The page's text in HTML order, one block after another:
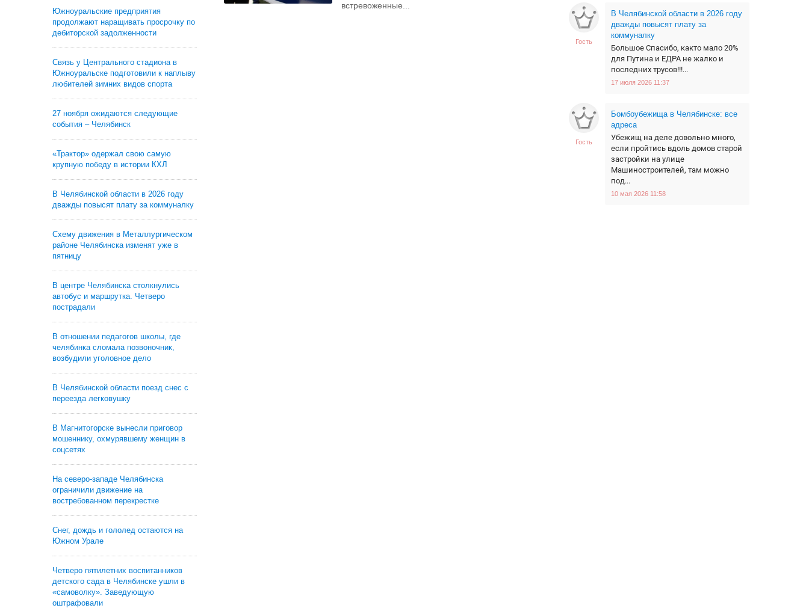
Южноуральские предприятия
продолжают наращивать просрочку по
дебиторской задолженности
Связь у Центрального стадиона в
Южноуральске подготовили к наплыву
любителей зимних видов спорта
27 ноября ожидаются следующие
события – Челябинск
«Трактор» одержал свою самую
крупную победу в истории КХЛ
В Челябинской области в 2026 году
дважды повысят плату за коммуналку
Схему движения в Металлургическом
районе Челябинска изменят уже в
пятницу
В центре Челябинска столкнулись
автобус и маршрутка. Четверо
пострадали
В отношении педагогов школы, где
челябинка сломала позвоночник,
возбудили уголовное дело
В Челябинской области поезд снес с
переезда легковушку
В Магнитогорске вынесли приговор
мошеннику, охмурявшему женщин в
соцсетях
На северо-западе Челябинска
ограничили движение на
востребованном перекрестке
Снег, дождь и гололед остаются на
Южном Урале
Четверо пятилетних воспитанников
детского сада в Челябинске ушли в
«самоволку». Заведующую
оштрафовали
Гость
В Челябинской области в 2026 году
дважды повысят плату за
коммуналку
Большое Спасибо, както мало 20%
для Путина и ЕДРА не жалко и
последних трусов!!!...
17 июля 2026 11:37
Гость
Бомбоубежища в Челябинске: все
адреса
Убежищ на деле довольно много,
если пройтись вдоль домов старой
застройки на улице
Машиностроителей, там можно
под...
10 мая 2026 11:58
встревоженные...